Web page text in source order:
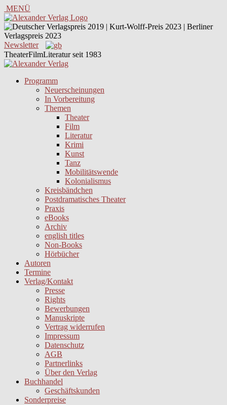
MENÜ
Newsletter
TheaterFilmLiteratur seit 1983
Programm
Neuerscheinungen
In Vorbereitung
Themen
Theater
Film
Literatur
Krimi
Kunst
Tanz
Mobilitätswende
Kolonialismus
Kreisbändchen
Postdramatisches Theater
Praxis
eBooks
Archiv
english titles
Non-Books
Hörbücher
Autoren
Termine
Verlag/Kontakt
Presse
Rights
Bewerbungen
Manuskripte
Vertrag widerrufen
Impressum
Datenschutz
AGB
Partnerlinks
Über den Verlag
Buchhandel
Geschäftskunden
Sonderpreise